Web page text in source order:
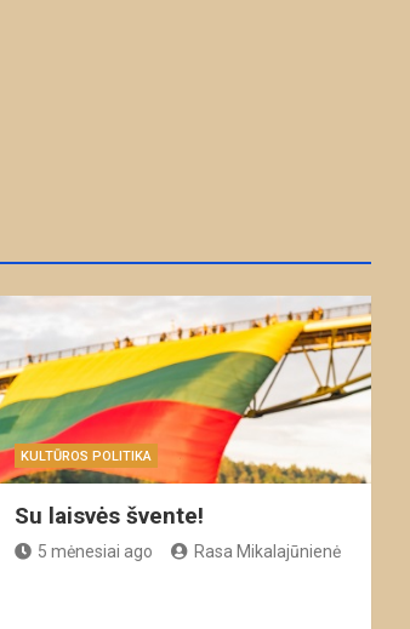
KULTŪROS POLITIKA
Su laisvės švente!
5 mėnesiai ago Rasa Mikalajūnienė